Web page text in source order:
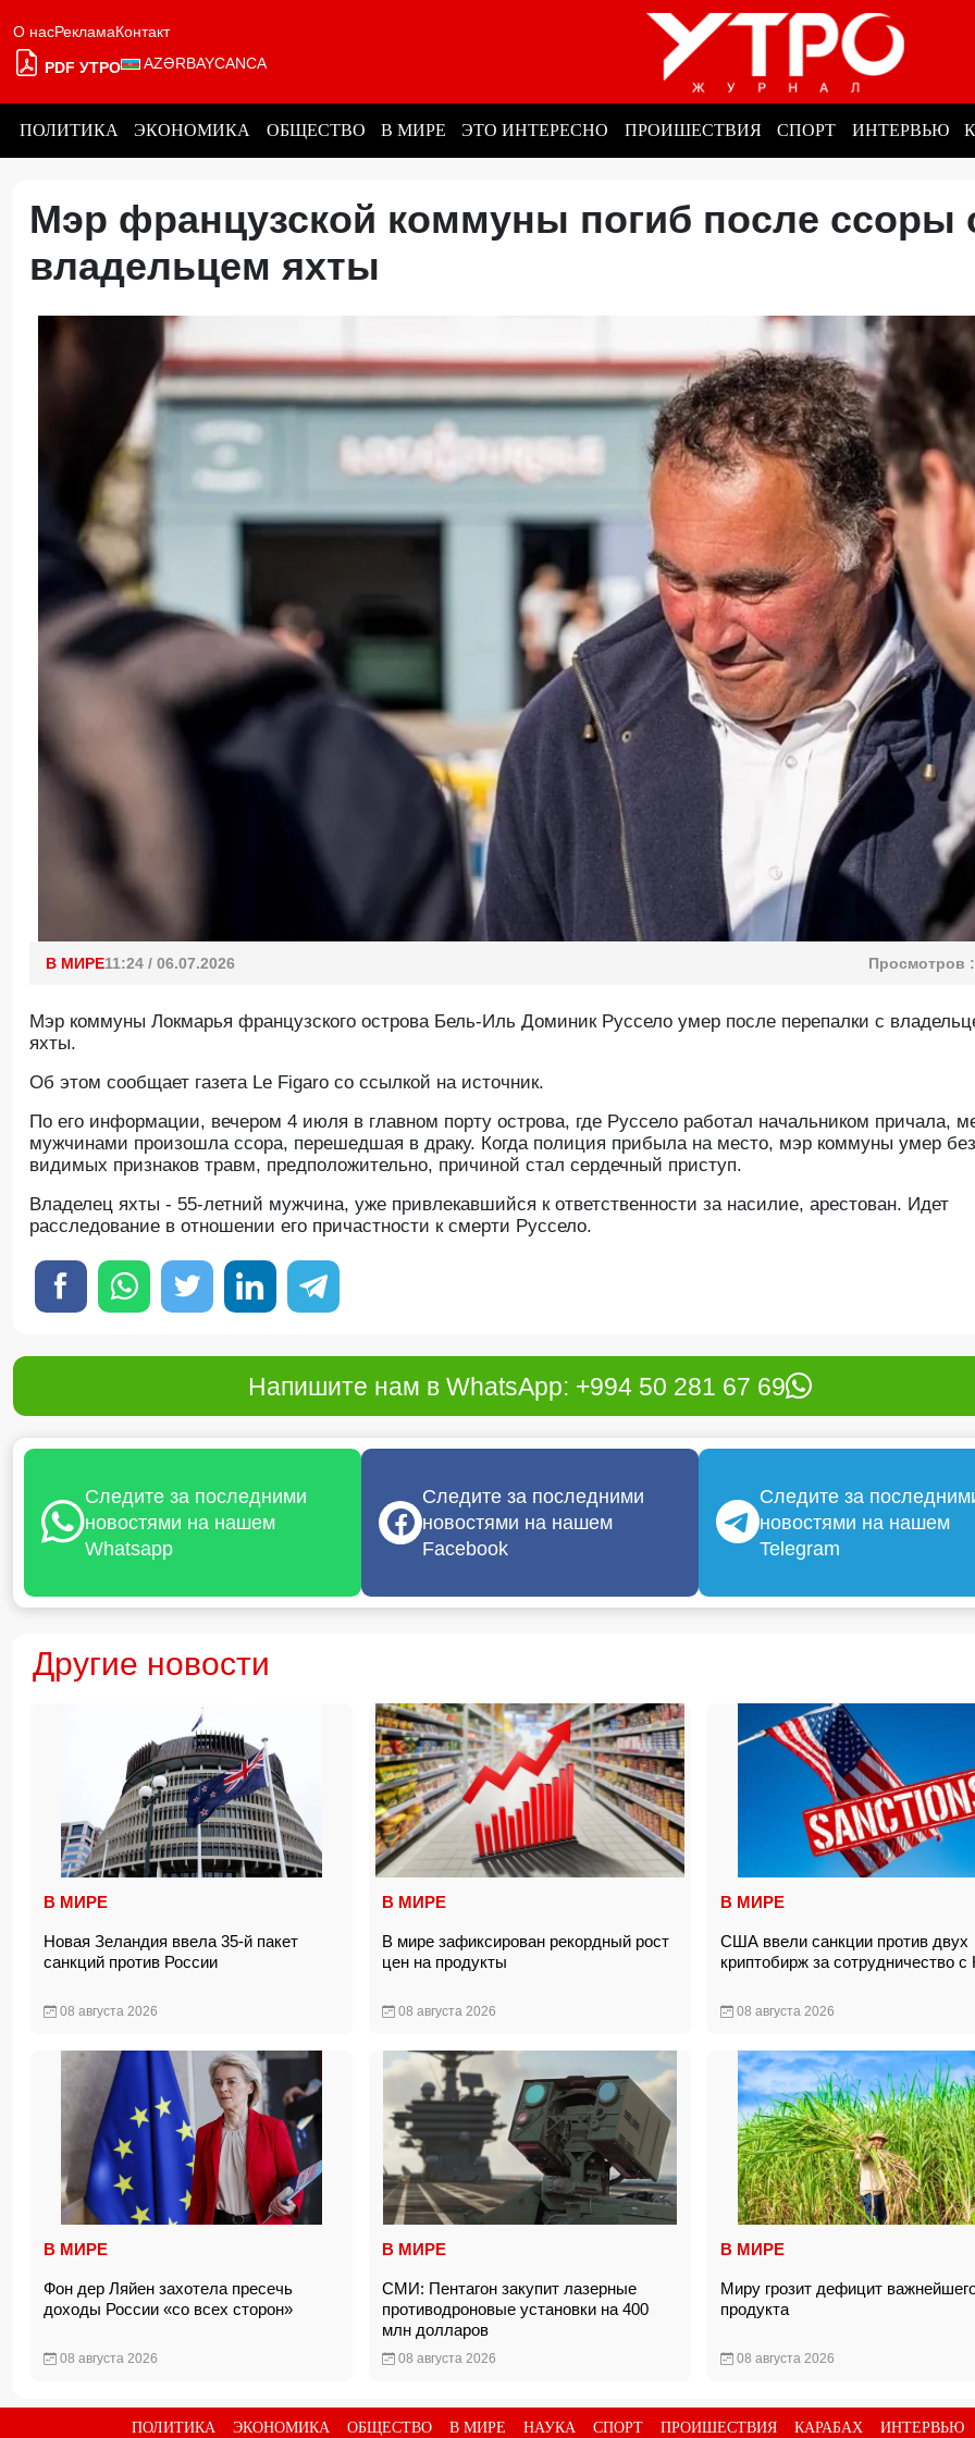
О насРекламаКонтакт
PDF УТРО AZƏRBAYCANCA
ПОЛИТИКА ЭКОНОМИКА ОБЩЕСТВО В МИРЕ ЭТО ИНТЕРЕСНО ПРОИШЕСТВИЯ СПОРТ ИНТЕРВЬЮ
Мэр французской коммуны погиб после ссоры
владельцем яхты
В МИРЕ11:24 / 06.07.2026 Просмотров :
Мэр коммуны Локмарья французского острова Бель-Иль Доминик Руссело умер после перепалки с
яхты.
Oб этом сообщает газета Le Figaro со ссылкой на источник.
По его информации, вечером 4 июля в главном порту острова, где Руссело работал начальником причала,
мужчинами произошла ссора, перешедшая в драку. Когда полиция прибыла на место, мэр коммуны умер без
видимых признаков травм, предположительно, причиной стал сердечный приступ.
Владелец яхты - 55-летний мужчина, уже привлекавшийся к ответственности за насилие, арестован. Идет
расследование в отношении его причастности к смерти Руссело.
Напишите нам в WhatsApp: +994 50 281 67 69
Следите за последними
новостями на нашем
Whatsapp
Следите за последними
новостями на нашем
Facebook
Следите за
новостями на нашем
Telegram
Другие новости
В МИРЕ
Новая Зеландия ввела 35-й пакет
санкций против России
08 августа 2026
В МИРЕ
В мире зафиксирован рекордный рост
цен на продукты
08 августа 2026
В МИРЕ
США ввели санкции против двух
криптобирж за сотрудничество
08 августа 2026
В МИРЕ
Фон дер Ляйен захотела пресечь
доходы России «со всех сторон»
08 августа 2026
В МИРЕ
СМИ: Пентагон закупит лазерные
противодроновые установки на 400
млн долларов
08 августа 2026
В МИРЕ
Миру грозит дефицит
продукта
08 августа 2026
ПОЛИТИКА ЭКОНОМИКА ОБЩЕСТВО В МИРЕ НАУКА СПОРТ ПРОИШЕСТВИЯ КАРАБАХ ИНТЕРВЬЮ